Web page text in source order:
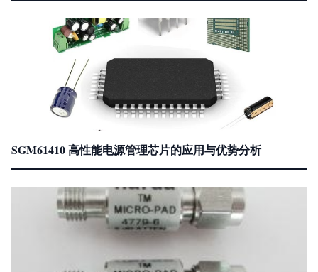
SGM61410 高性能电源管理芯片的应用与优势分析